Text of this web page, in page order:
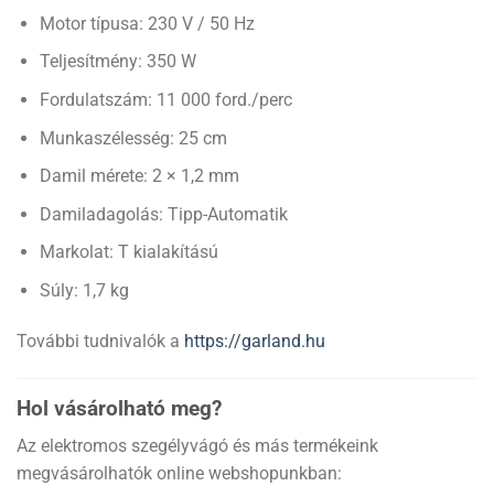
Motor típusa: 230 V / 50 Hz
Teljesítmény: 350 W
Fordulatszám: 11 000 ford./perc
Munkaszélesség: 25 cm
Damil mérete: 2 × 1,2 mm
Damiladagolás: Tipp-Automatik
Markolat: T kialakítású
Súly: 1,7 kg
További tudnivalók a https://garland.hu
Hol vásárolható meg?
Az elektromos szegélyvágó és más termékeink
megvásárolhatók online webshopunkban: